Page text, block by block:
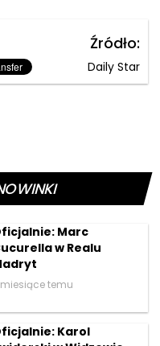
Źródło:
Daily Star
Marc
w Realu
temu
Karol